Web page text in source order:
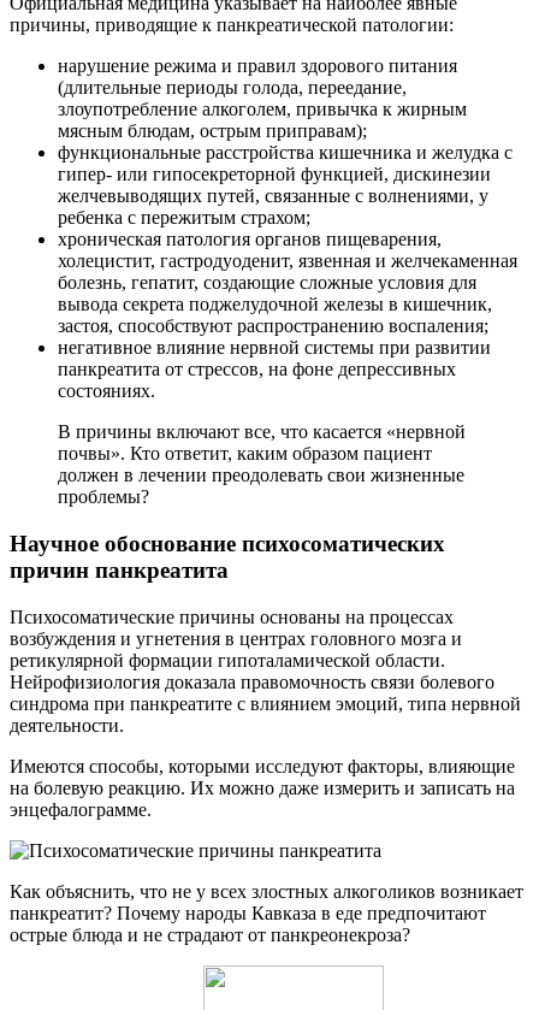
причины, приводящие к панкреатической патологии:
нарушение режима и правил здорового питания
(длительные периоды голода, переедание,
злоупотребление алкоголем, привычка к жирным
мясным блюдам, острым приправам);
функциональные расстройства кишечника и желудка с
гипер- или гипосекреторной функцией, дискинезии
желчевыводящих путей, связанные с волнениями, у
ребенка с пережитым страхом;
хроническая патология органов пищеварения,
холецистит, гастродуоденит, язвенная и желчекаменная
болезнь, гепатит, создающие сложные условия для
вывода секрета поджелудочной железы в кишечник,
застоя, способствуют распространению воспаления;
негативное влияние нервной системы при развитии
панкреатита от стрессов, на фоне депрессивных
состояниях.
В причины включают все, что касается «нервной
почвы». Кто ответит, каким образом пациент
должен в лечении преодолевать свои жизненные
проблемы?
Научное обоснование психосоматических
причин панкреатита
Психосоматические причины основаны на процессах
возбуждения и угнетения в центрах головного мозга и
ретикулярной формации гипоталамической области.
Нейрофизиология доказала правомочность связи болевого
синдрома при панкреатите с влиянием эмоций, типа нервной
деятельности.
Имеются способы, которыми исследуют факторы, влияющие
на болевую реакцию. Их можно даже измерить и записать на
энцефалограмме.
Как объяснить, что не у всех злостных алкоголиков возникает
панкреатит? Почему народы Кавказа в еде предпочитают
острые блюда и не страдают от панкреонекроза?